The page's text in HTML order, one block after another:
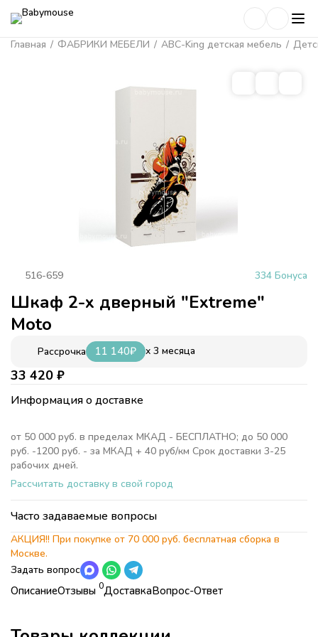
Главная / ФАБРИКИ МЕБЕЛИ / ABC-King детская мебель /
ОписаниеОтзывы 0ДоставкаВопрос-Ответ
Коллекция
Детская комната Экстрим (Extreme)
516-659 334 Бонуса
Шкаф 2-х дверный "Extreme"
Moto
Рассрочка 11 140₽ x 3 месяца
33 420 ₽
Информация о доставке
от 50 000 руб. в пределах МКАД - БЕСПЛАТНО; до 50 000
руб. -1200 руб. - за МКАД + 40 руб/км Срок доставки 3-25
рабочих дней.
Рассчитать доставку в свой город
Часто задаваемые вопросы
АКЦИЯ!! При покупке от 70 000 руб. бесплатная сборка в
Москве.
Задать вопрос